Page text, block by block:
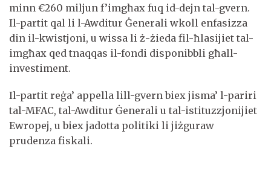
minn €260 miljun f’imgħax fuq id-dejn tal-gvern.
Il-partit qal li l-Awditur Ġenerali wkoll enfasizza
din il-kwistjoni, u wissa li ż-żieda fil-ħlasijiet tal-
imgħax qed tnaqqas il-fondi disponibbli għall-
investiment.
Il-partit reġa’ appella lill-gvern biex jisma’ l-pariri
tal-MFAC, tal-Awditur Ġenerali u tal-istituzzjonijiet
Ewropej, u biex jadotta politiki li jiżguraw
prudenza fiskali.